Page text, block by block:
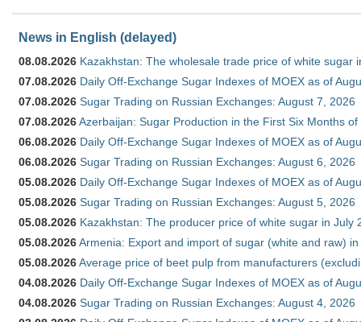
News in English (delayed)
08.08.2026 Kazakhstan: The wholesale trade price of white sugar
07.08.2026 Daily Off-Exchange Sugar Indexes of MOEX as of
07.08.2026 Sugar Trading on Russian Exchanges: August 7, 2026
07.08.2026Azerbaijan: Sugar Production in the First Six Months of
06.08.2026 Daily Off-Exchange Sugar Indexes of MOEX as of
06.08.2026 Sugar Trading on Russian Exchanges: August 6, 2026
05.08.2026 Daily Off-Exchange Sugar Indexes of MOEX as of
05.08.2026 Sugar Trading on Russian Exchanges: August 5, 2026
05.08.2026 Kazakhstan: The producer price of white sugar in July
05.08.2026Armenia: Export and import of sugar (white and raw)
05.08.2026Average price of beet pulp from manufacturers
04.08.2026 Daily Off-Exchange Sugar Indexes of MOEX as of
04.08.2026 Sugar Trading on Russian Exchanges: August 4, 2026